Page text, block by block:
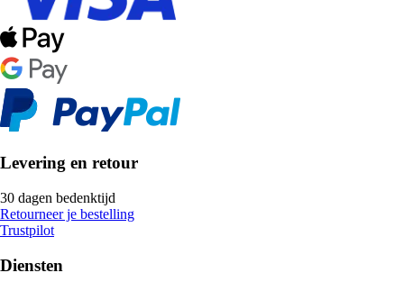
Levering en retour
30 dagen bedenktijd
Retourneer je bestelling
Trustpilot
Diensten